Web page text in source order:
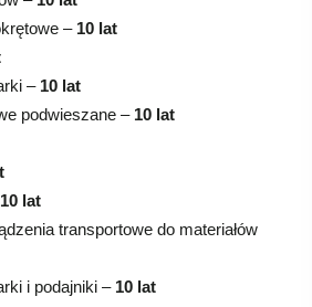
– 10 lat
– 10 lat
podwieszane – 10 lat
10 lat
transportowe do materiałów
i podajniki – 10 lat